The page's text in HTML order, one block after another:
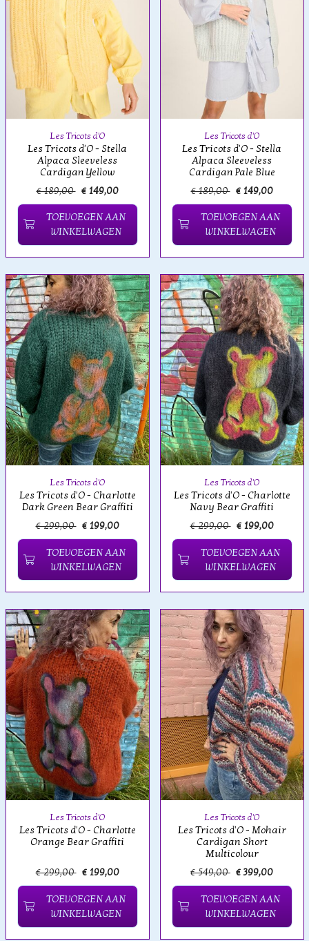
Les Tricots d'O
Les Tricots d'O - Stella
Alpaca Sleeveless
Cardigan Yellow
€ 189,00 € 149,00
TOEVOEGEN AAN
WINKELWAGEN
Les Tricots d'O
Les Tricots d'O - Stella
Alpaca Sleeveless
Cardigan Pale Blue
€ 189,00 € 149,00
TOEVOEGEN AAN
WINKELWAGEN
Les Tricots d'O
Les Tricots d'O - Charlotte
Dark Green Bear Graffiti
€ 299,00 € 199,00
TOEVOEGEN AAN
WINKELWAGEN
Les Tricots d'O
Les Tricots d'O - Charlotte
Navy Bear Graffiti
€ 299,00 € 199,00
TOEVOEGEN AAN
WINKELWAGEN
Les Tricots d'O
Les Tricots d'O - Charlotte
Orange Bear Graffiti
€ 299,00 € 199,00
TOEVOEGEN AAN
WINKELWAGEN
Les Tricots d'O
Les Tricots d'O - Mohair
Cardigan Short
Multicolour
€ 549,00 € 399,00
TOEVOEGEN AAN
WINKELWAGEN